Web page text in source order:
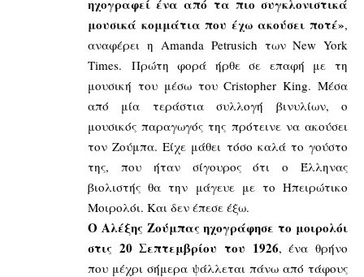
ηχογραφεί ένα από τα πιο συγκλονιστικά
μουσικά κομμάτια που έχω ακούσει ποτέ»,
αναφέρει η Amanda Petrusich των New York
Times. Πρώτη φορά ήρθε σε επαφή με τη
μουσική του μέσω του Cristopher King. Μέσα
από μία τεράστια συλλογή βινυλίων, ο
μουσικός παραγωγός της πρότεινε να ακούσει
τον Ζούμπα. Είχε μάθει τόσο καλά το γούστο
της, που ήταν σίγουρος ότι ο Έλληνας
βιολιστής θα την μάγευε με το Ηπειρώτικο
Μοιρολόι. Και δεν έπεσε έξω.
Ο Αλέξης Ζούμπας ηχογράφησε το μοιρολόι
στις 20 Σεπτεμβρίου του 1926, ένα θρήνο
που μέχρι σήμερα ψάλλεται πάνω από τάφους